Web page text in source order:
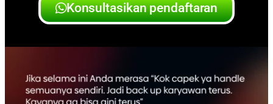
Konsultasikan pendaftaran